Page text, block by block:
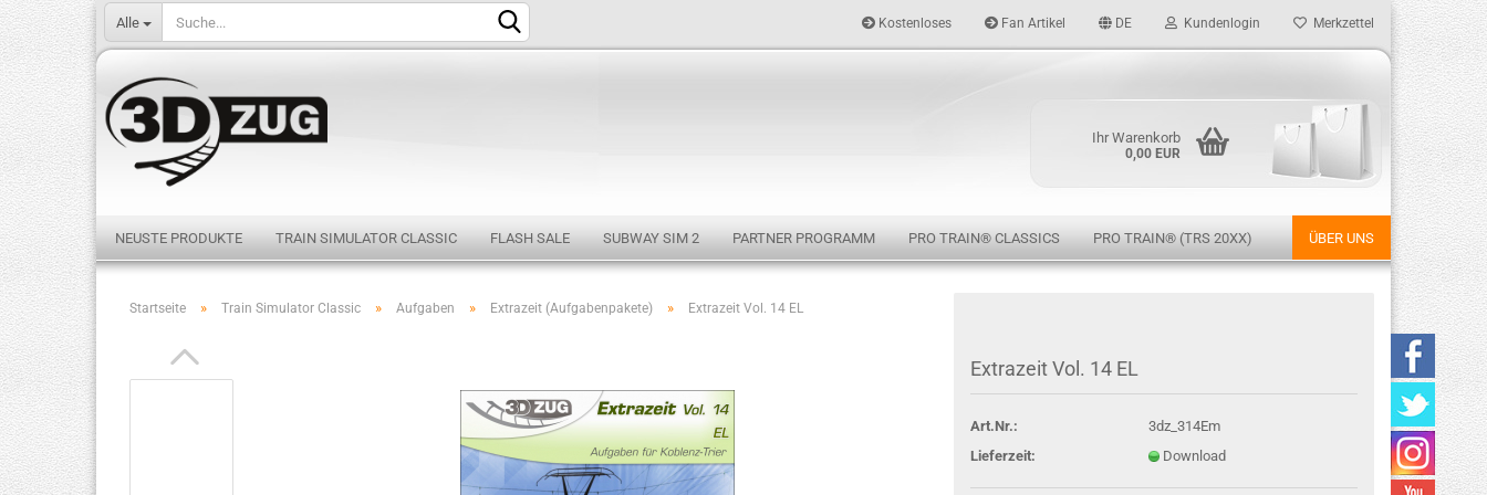
Kostenloses Fan Artikel DE Kundenlogin
Passwort vergessen?
Merkzettel
Alle
Ihr Warenkorb
0,00 EUR
NEUSTE PRODUKTE TRAIN SIMULATOR CLASSIC FLASH SALE SUBWAY SIM 2 PARTNER PROGRAMM PRO TRAIN® CLASSICS PRO TRAIN® (TRS 20XX) ÜBER UNS
Startseite » Train Simulator Classic » Aufgaben » Extrazeit (Aufgabenpakete) » Extrazeit Vol. 14 EL
Extrazeit Vol. 14 EL
Art.Nr.:
3dz_314Em
Lieferzeit:
Download